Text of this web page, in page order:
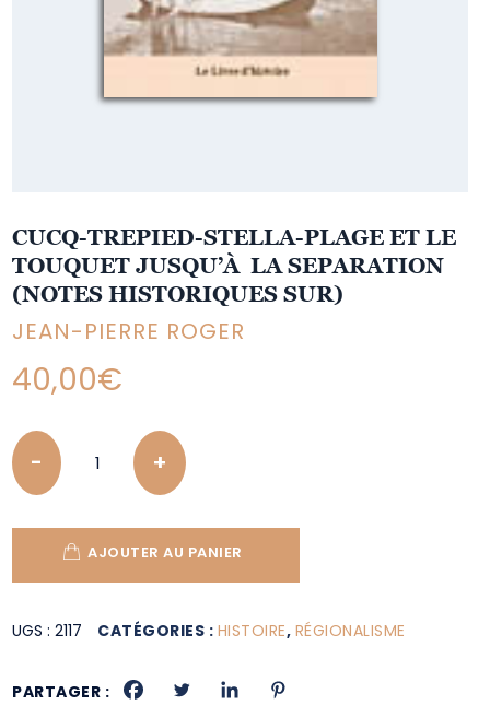
CUCQ-TREPIED-STELLA-PLAGE ET LE
TOUQUET JUSQU’À LA SEPARATION
(NOTES HISTORIQUES SUR)
JEAN-PIERRE ROGER
40,00€
Quantity
AJOUTER AU PANIER
UGS :2117 CATÉGORIES : HISTOIRE, RÉGIONALISME
PARTAGER :